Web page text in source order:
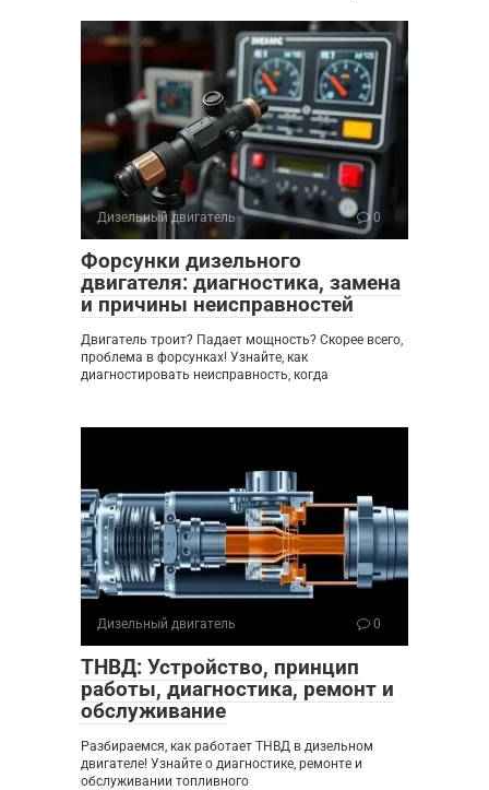
Дизельный двигатель 0
Форсунки дизельного
двигателя: диагностика, замена
и причины неисправностей
Двигатель троит? Падает мощность? Скорее всего,
проблема в форсунках! Узнайте, как
диагностировать неисправность, когда
Дизельный двигатель 0
ТНВД: Устройство, принцип
работы, диагностика, ремонт и
обслуживание
Разбираемся, как работает ТНВД в дизельном
двигателе! Узнайте о диагностике, ремонте и
обслуживании топливного